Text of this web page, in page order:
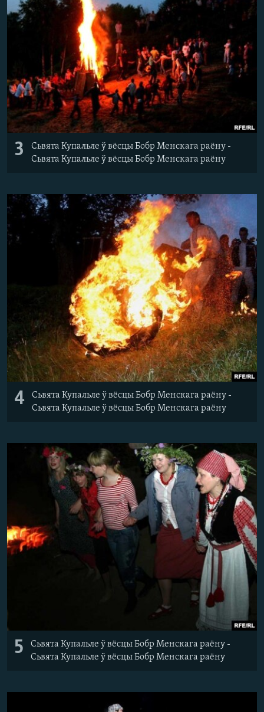
3
Сьвята Купальле ў вёсцы Бобр Менскага раёну -
Сьвята Купальле ў вёсцы Бобр Менскага раёну
4
Сьвята Купальле ў вёсцы Бобр Менскага раёну -
Сьвята Купальле ў вёсцы Бобр Менскага раёну
5
Сьвята Купальле ў вёсцы Бобр Менскага раёну -
Сьвята Купальле ў вёсцы Бобр Менскага раёну